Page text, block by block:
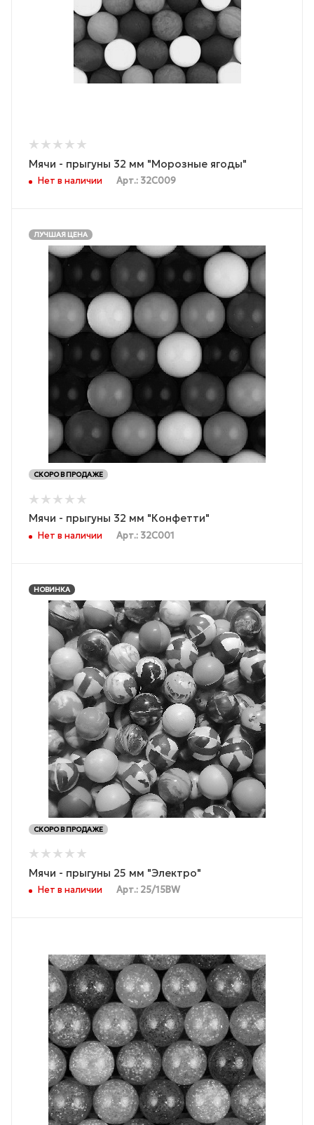
Мячи - прыгуны 32 мм "Морозные ягоды"
Нет в наличии Арт.: 32C009
ЛУЧШАЯ ЦЕНА
СКОРО В ПРОДАЖЕ
Мячи - прыгуны 32 мм "Конфетти"
Нет в наличии Арт.: 32С001
НОВИНКА
СКОРО В ПРОДАЖЕ
Мячи - прыгуны 25 мм "Электро"
Нет в наличии Арт.: 25/15BW